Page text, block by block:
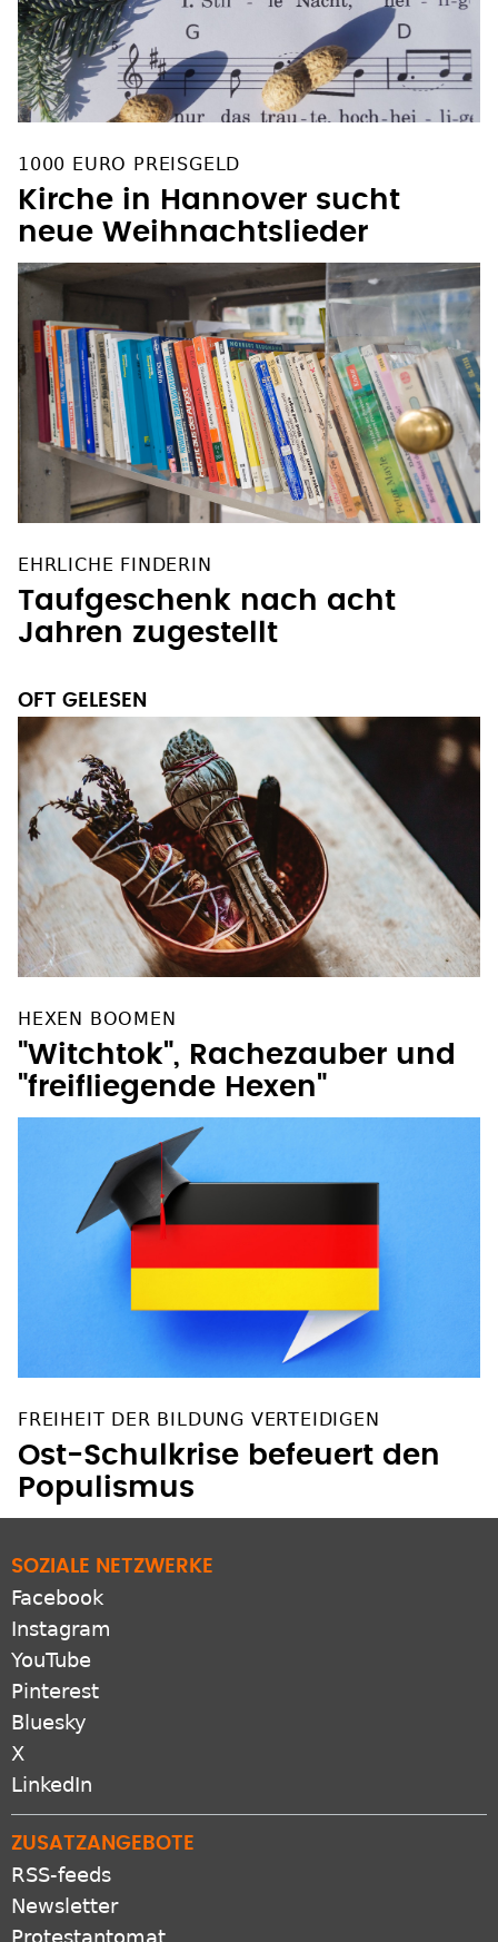
1000 EURO PREISGELD
Kirche in Hannover sucht
neue Weihnachtslieder
EHRLICHE FINDERIN
Taufgeschenk nach acht
Jahren zugestellt
OFT GELESEN
HEXEN BOOMEN
"Witchtok", Rachezauber und
"freifliegende Hexen"
FREIHEIT DER BILDUNG VERTEIDIGEN
Ost-Schulkrise befeuert den
Populismus
SOZIALE NETZWERKE
Facebook
Instagram
YouTube
Pinterest
Bluesky
X
LinkedIn
ZUSATZANGEBOTE
RSS-feeds
Newsletter
Protestantomat